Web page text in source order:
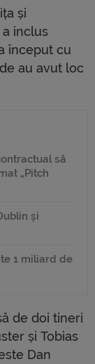
și
inclus
început cu
au avut loc
să
„Pitch
și
1 miliard de
de doi tineri
și Tobias
Dan